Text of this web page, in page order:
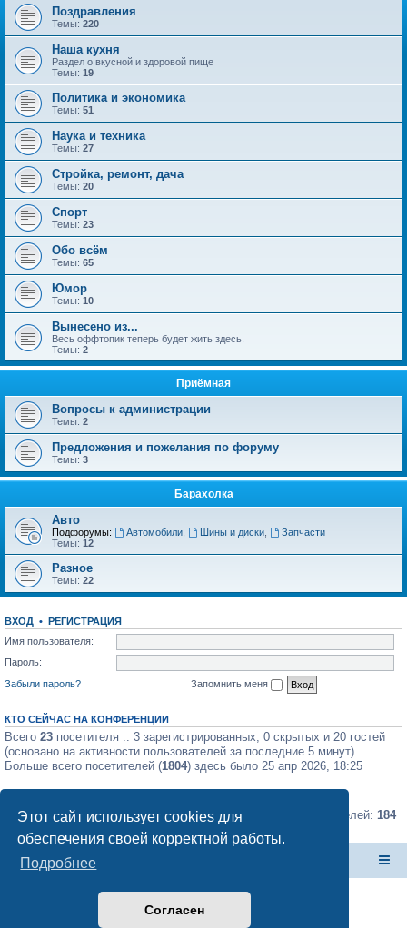
Этот сайт использует cookies для
обеспечения своей корректной работы.
Подробнее
Согласен
Поздравления
Темы: 220
Наша кухня
Раздел о вкусной и здоровой пище
Темы: 19
Политика и экономика
Темы: 51
Наука и техника
Темы: 27
Стройка, ремонт, дача
Темы: 20
Спорт
Темы: 23
Обо всём
Темы: 65
Юмор
Темы: 10
Вынесено из...
Весь оффтопик теперь будет жить здесь.
Темы: 2
Приёмная
Вопросы к администрации
Темы: 2
Предложения и пожелания по форуму
Темы: 3
Барахолка
Авто
Подфорумы: Автомобили, Шины и диски,
Запчасти
Темы: 12
Разное
Темы: 22
ВХОД • РЕГИСТРАЦИЯ
Имя пользователя:
Пароль:
Забыли пароль?
Запомнить меня
КТО СЕЙЧАС НА КОНФЕРЕНЦИИ
Всего 23 посетителя :: 3 зарегистрированных, 0 скрытых и 20 гостей
(основано на активности пользователей за последние 5 минут)
Больше всего посетителей (1804) здесь было 25 апр 2026, 18:25
Всего сообщений:225548• Всего тем:675• Всего пользователей: 184
Магкман Э.В.
Форум Клана Реноводов
Создано на основеphpBB® Forum Software © phpBB Limited
Русская поддержка phpBB